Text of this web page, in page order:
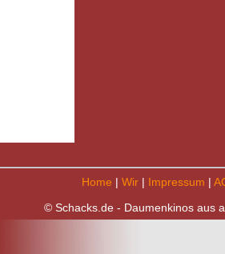
Home | Wir| Impressum |
© Schacks.de - Daumenkinos aus